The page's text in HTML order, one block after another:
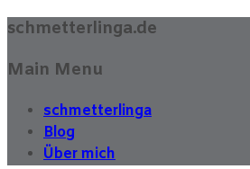
schmetterlinga.de
Main Menu
schmetterlinga
Blog
Über mich